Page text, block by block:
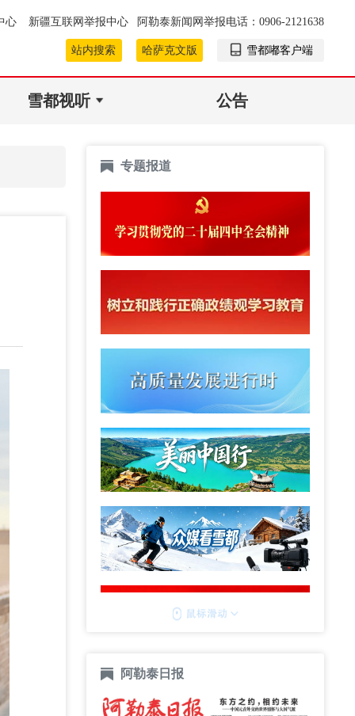
心 新疆互联网举报中心 阿勒泰新闻网举报电话：0906-2121638
站内搜索 哈萨克文版 雪都嘟客户端
雪都视听 公告
专题报道
阿勒泰日报